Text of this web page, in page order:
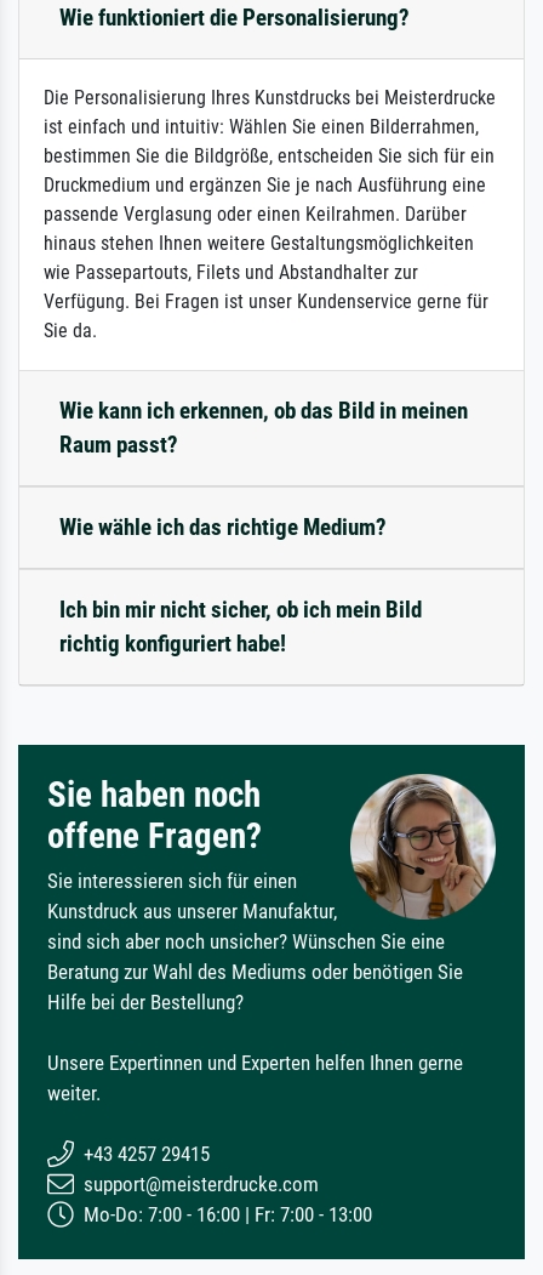
Wie funktioniert die Personalisierung?
Die Personalisierung Ihres Kunstdrucks bei Meisterdrucke
ist einfach und intuitiv: Wählen Sie einen Bilderrahmen,
bestimmen Sie die Bildgröße, entscheiden Sie sich für ein
Druckmedium und ergänzen Sie je nach Ausführung eine
passende Verglasung oder einen Keilrahmen. Darüber
hinaus stehen Ihnen weitere Gestaltungsmöglichkeiten
wie Passepartouts, Filets und Abstandhalter zur
Verfügung. Bei Fragen ist unser Kundenservice gerne für
Sie da.
Wie kann ich erkennen, ob das Bild in meinen
Raum passt?
Wie wähle ich das richtige Medium?
Ich bin mir nicht sicher, ob ich mein Bild
richtig konfiguriert habe!
Sie haben noch
offene Fragen?
Sie interessieren sich für einen
Kunstdruck aus unserer Manufaktur,
sind sich aber noch unsicher? Wünschen Sie eine
Beratung zur Wahl des Mediums oder benötigen Sie
Hilfe bei der Bestellung?
Unsere Expertinnen und Experten helfen Ihnen gerne
weiter.
+43 4257 29415
support@meisterdrucke.com
Mo-Do: 7:00 - 16:00 | Fr: 7:00 - 13:00